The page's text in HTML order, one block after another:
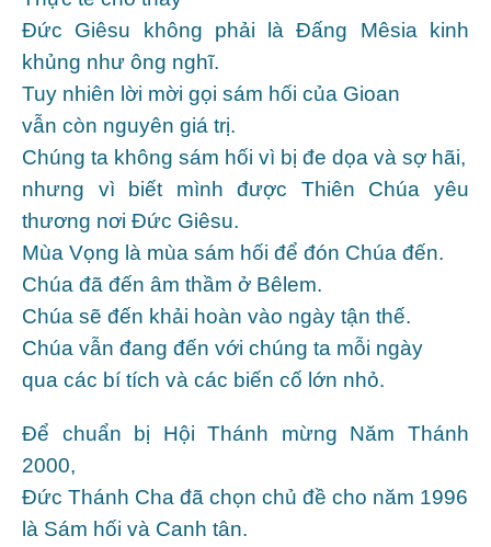
Ðức Giêsu không phải là Ðấng Mêsia kinh
khủng như ông nghĩ.
Tuy nhiên lời mời gọi sám hối của Gioan
vẫn còn nguyên giá trị.
Chúng ta không sám hối vì bị đe dọa và sợ hãi,
nhưng vì biết mình được Thiên Chúa yêu
thương nơi Ðức Giêsu.
Mùa Vọng là mùa sám hối để đón Chúa đến.
Chúa đã đến âm thầm ở Bêlem.
Chúa sẽ đến khải hoàn vào ngày tận thế.
Chúa vẫn đang đến với chúng ta mỗi ngày
qua các bí tích và các biến cố lớn nhỏ.
Ðể chuẩn bị Hội Thánh mừng Năm Thánh
2000,
Ðức Thánh Cha đã chọn chủ đề cho năm 1996
là Sám hối và Canh tân.